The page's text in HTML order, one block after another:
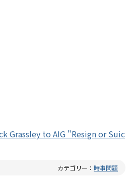
Grassley to AIG "Resign or Suic
カテゴリー： 時事問題